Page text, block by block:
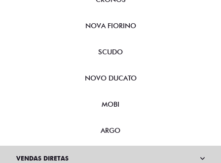
NOVA FIORINO
SCUDO
NOVO DUCATO
MOBI
ARGO
VENDAS DIRETAS